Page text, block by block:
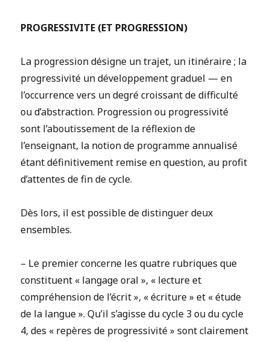
PROGRESSIVITE (ET PROGRESSION)
La progression désigne un trajet, un itinéraire ; la
progressivité un développement graduel — en
l’occurrence vers un degré croissant de difficulté
ou d’abstraction. Progression ou progressivité
sont l’aboutissement de la réflexion de
l’enseignant, la notion de programme annualisé
étant définitivement remise en question, au profit
d’attentes de fin de cycle.
Dès lors, il est possible de distinguer deux
ensembles.
– Le premier concerne les quatre rubriques que
constituent « langage oral », « lecture et
compréhension de l’écrit », « écriture » et « étude
de la langue ». Qu’il s’agisse du cycle 3 ou du cycle
4, des « repères de progressivité » sont clairement